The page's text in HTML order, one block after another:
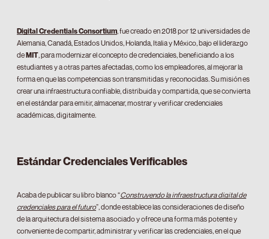
Digital Credentials Consortium, fue creado en 2018 por 12 universidades de
Alemania, Canadá, Estados Unidos, Holanda, Italia y México, bajo el liderazgo
deMIT, para modernizar el concepto de credenciales, beneficiando a los
estudiantes y a otras partes afectadas, como los empleadores, al mejorar la
forma en que las competencias son transmitidas y reconocidas. Su misión es
crear una infraestructura confiable, distribuida y compartida, que se convierta
en el estándar para emitir, almacenar, mostrar y verificar credenciales
académicas, digitalmente.
Estándar Credenciales Verificables
Acaba de publicar su libro blanco “Construyendo la infraestructura digital de
credenciales para el futuro”, donde establece las consideraciones de diseño
de la arquitectura del sistema asociado y ofrece una forma más potente y
conveniente de compartir, administrar y verificar las credenciales, en el que